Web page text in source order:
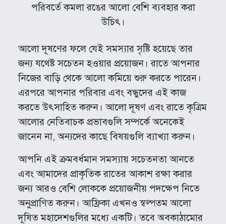
পরিবর্তে কমলা রঙের আলো বেশি ব্যবহার করা
উচিৎ।
আলো দূষণের ফলে যেই সমস্যার সৃষ্টি হয়েছে তার
জন্য যথেষ্ট সচেতন হওয়ার প্রয়োজন। রাতে আপনার
নিজের বাড়ি থেকে আলো কমিয়ে শুরু করতে পারেন।
এরপরে আপনার পরিবার এবং বন্ধুদের এই কাজ
করতে উৎসাহিত করুন। আলো দূষণ এবং রাতে কৃত্রিম
আলোর নেতিবাচক প্রভাবগুলি সম্পর্কে অনেকেই
জানেন না, অন্যদের কাছে বিষয়গুলি ব্যাখ্যা করুন।
আপনি এই ক্রমবর্ধমান সমস্যায় সচেতনতা আনতে
এবং আমাদের প্রাকৃতিক রাতের আকাশ রক্ষা করার
জন্য আরও বেশি লোককে প্রয়োজনীয় পদক্ষেপ নিতে
অনুপ্রাণিত করুন। আফ্রিকা এখনও স্বল্পতম আলো
দূষিত মহাদেশগুলির মধ্যে একটি। তবে অবকাঠামোর